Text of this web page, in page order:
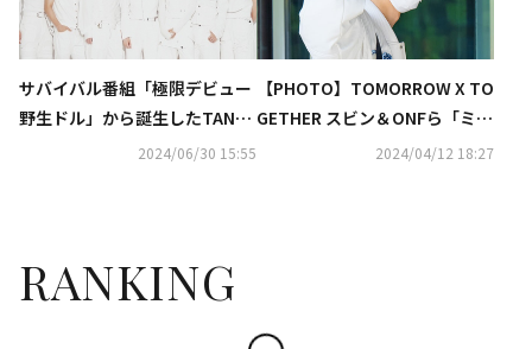
サバイバル番組「極限デビュー
野生ドル」から誕生したTAN、
それぞれの道へ“また集まる日
2024/06/30 15:55
【PHOTO】TOMORROW X TO
GETHER スビン＆ONFら「ミュ
ージックバンク」収録のため放
2024/04/12 18:27
RANKING